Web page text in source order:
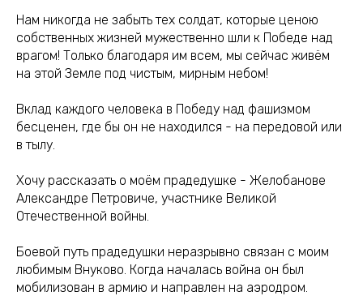
Нам никогда не забыть тех солдат, которые ценою
собственных жизней мужественно шли к Победе над
врагом! Только благодаря им всем, мы сейчас живём
на этой Земле под чистым, мирным небом!
Вклад каждого человека в Победу над фашизмом
бесценен, где бы он не находился - на передовой или
в тылу.
Хочу рассказать о моём прадедушке - Желобанове
Александре Петровиче, участнике Великой
Отечественной войны.
Боевой путь прадедушки неразрывно связан с моим
любимым Внуково. Когда началась война он был
мобилизован в армию и направлен на аэродром.